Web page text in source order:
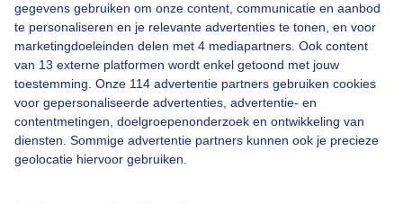
gegevens gebruiken om onze content, communicatie en aanbod
te personaliseren en je relevante advertenties te tonen, en voor
marketingdoeleinden delen met 4 mediapartners. Ook content
van 13 externe platformen wordt enkel getoond met jouw
toestemming. Onze 114 advertentie partners gebruiken cookies
voor gepersonaliseerde advertenties, advertentie- en
contentmetingen, doelgroepenonderzoek en ontwikkeling van
diensten. Sommige advertentie partners kunnen ook je precieze
geolocatie hiervoor gebruiken.
Een moment geduld aub...